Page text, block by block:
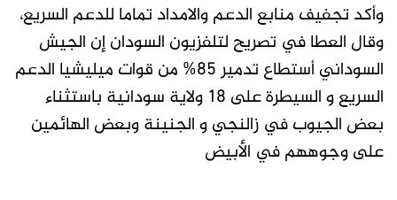
وأكد تجفيف منابع الدعم والامداد تماما للدعم السريع،
وقال العطا في تصريح لتلفزيون السودان إن الجيش
السوداني أستطاع تدمير 85% من قوات ميليشيا الدعم
السريع و السيطرة على 18 ولاية سودانية باستثناء
بعض الجيوب في زالنجي و الجنينة وبعض الهائمين
على وجوههم في الأبيض